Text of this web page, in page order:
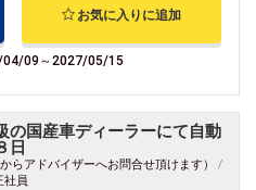
お気に入りに追加
04/09～2027/05/15
の国産車ディーラーにて自動
らアドバイザーへお問合せ頂けます） /
社員